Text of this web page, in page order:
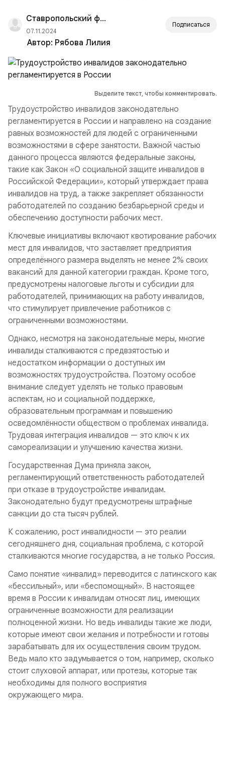
Ставропольский филиал РАНХиГС
07.11.2024
Подписаться
Автор: Рябова Лилия
Выделите текст, чтобы комментировать.
Трудоустройство инвалидов законодательно
регламентируется в России и направлено на создание
равных возможностей для людей с ограниченными
возможностями в сфере занятости. Важной частью
данного процесса являются федеральные законы,
такие как Закон «О социальной защите инвалидов в
Российской Федерации», который утверждает права
инвалидов на труд, а также закрепляет обязанности
работодателей по созданию безбарьерной среды и
обеспечению доступности рабочих мест.
Ключевые инициативы включают квотирование рабочих
мест для инвалидов, что заставляет предприятия
определённого размера выделять не менее 2% своих
вакансий для данной категории граждан. Кроме того,
предусмотрены налоговые льготы и субсидии для
работодателей, принимающих на работу инвалидов,
что стимулирует привлечение работников с
ограниченными возможностями.
Однако, несмотря на законодательные меры, многие
инвалиды сталкиваются с предвзятостью и
недостатком информации о доступных им
возможностях трудоустройства. Поэтому особое
внимание следует уделять не только правовым
аспектам, но и социальной поддержке,
образовательным программам и повышению
осведомлённости обществом о проблемах инвалида.
Трудовая интеграция инвалидов — это ключ к их
самореализации и улучшению качества жизни.
Государственная Дума приняла закон,
регламентирующий ответственность работодателей
при отказе в трудоустройстве инвалидам.
Законодательно будут предусмотрены штрафные
санкции до ста тысяч рублей.
К сожалению, рост инвалидности — это реалии
сегодняшнего дня, социальная проблема, с которой
сталкиваются многие государства, а не только Россия.
Само понятие «инвалид» переводится с латинского как
«бессильный», или «беспомощный». В настоящее
время в России к инвалидам относят лиц, имеющих
ограниченные возможности для реализации
полноценной жизни. Но ведь инвалиды такие же люди,
которые имеют свои желания и потребности и готовы
зарабатывать для их осуществления своим трудом.
Ведь мало кто задумывается о том, например, сколько
стоит слуховой аппарат, или протезы, которые так
необходимы для полного восприятия
окружающего мира.